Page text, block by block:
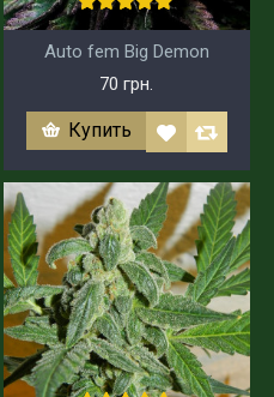
Auto fem Big Demon
70 грн.
Купить